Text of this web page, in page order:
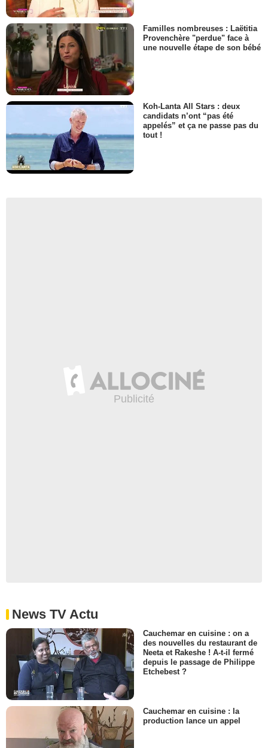
Familles nombreuses : Laëtitia
Provenchère "perdue" face à
une nouvelle étape de son bébé
Koh-Lanta All Stars : deux
candidats n’ont “pas été
appelés” et ça ne passe pas du
tout !
News TV Actu
Cauchemar en cuisine : on a
des nouvelles du restaurant de
Neeta et Rakeshe ! A-t-il fermé
depuis le passage de Philippe
Etchebest ?
Cauchemar en cuisine : la
production lance un appel